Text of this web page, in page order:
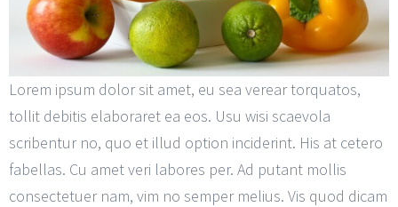
Lorem ipsum dolor sit amet, eu sea verear torquatos,
tollit debitis elaboraret ea eos. Usu wisi scaevola
scribentur no, quo et illud option inciderint. His at cetero
fabellas. Cu amet veri labores per. Ad putant mollis
consectetuer nam, vim no semper melius. Vis quod dicam